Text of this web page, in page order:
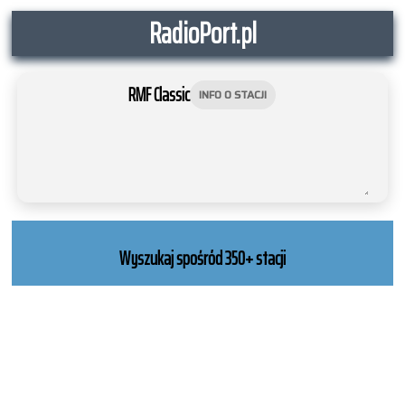
RadioPort.pl
RMF Classic INFO O STACJI
Wyszukaj spośród 350+ stacji